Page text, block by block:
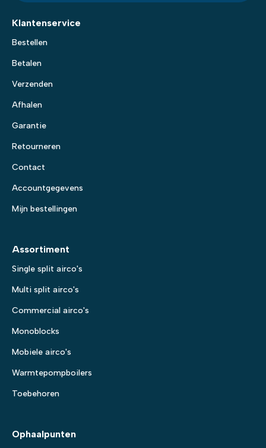
Klantenservice
Bestellen
Betalen
Verzenden
Afhalen
Garantie
Retourneren
Contact
Accountgegevens
Mijn bestellingen
Assortiment
Single split airco's
Multi split airco's
Commercial airco's
Monoblocks
Mobiele airco's
Warmtepompboilers
Toebehoren
Ophaalpunten